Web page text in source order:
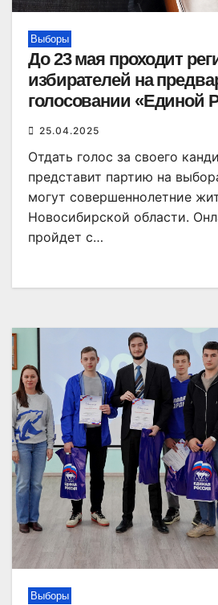
Выборы
До 23 мая проходит
избирателей на
голосовании «Единой
25.04.2025
Отдать голос за своего
представит партию на
могут совершеннолетние
Новосибирской области.
пройдет с…
Выборы